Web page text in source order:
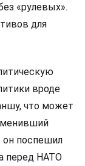
«рулевых».
для
вроде
что может
он поспешил
перед НАТО